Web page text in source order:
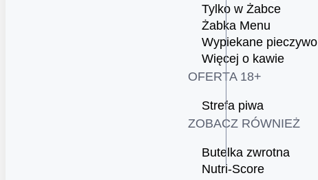
Tylko w Żabce
Żabka Menu
Wypiekane pieczywo
Więcej o kawie
OFERTA 18+
Strefa piwa
ZOBACZ RÓWNIEŻ
Butelka zwrotna
Nutri-Score